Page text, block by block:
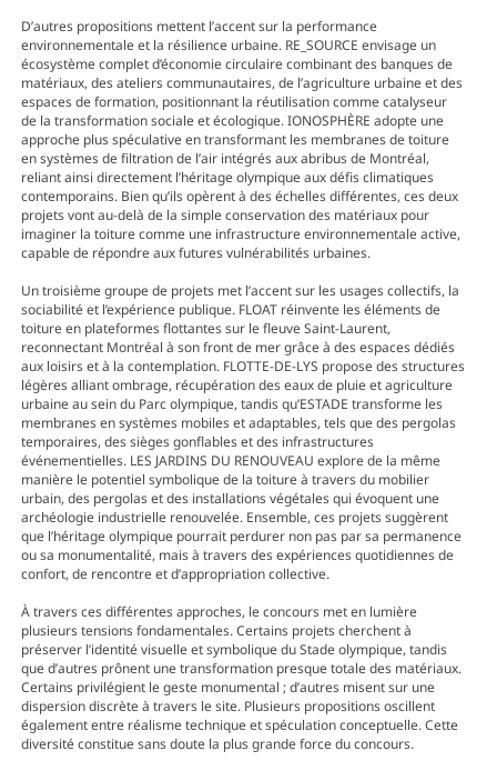
D’autres propositions mettent l’accent sur la performance
environnementale et la résilience urbaine. RE_SOURCE envisage un
écosystème complet d’économie circulaire combinant des banques de
matériaux, des ateliers communautaires, de l’agriculture urbaine et des
espaces de formation, positionnant la réutilisation comme catalyseur
de la transformation sociale et écologique. IONOSPHÈRE adopte une
approche plus spéculative en transformant les membranes de toiture
en systèmes de filtration de l’air intégrés aux abribus de Montréal,
reliant ainsi directement l’héritage olympique aux défis climatiques
contemporains. Bien qu’ils opèrent à des échelles différentes, ces deux
projets vont au-delà de la simple conservation des matériaux pour
imaginer la toiture comme une infrastructure environnementale active,
capable de répondre aux futures vulnérabilités urbaines.
Un troisième groupe de projets met l’accent sur les usages collectifs, la
sociabilité et l’expérience publique. FLOAT réinvente les éléments de
toiture en plateformes flottantes sur le fleuve Saint-Laurent,
reconnectant Montréal à son front de mer grâce à des espaces dédiés
aux loisirs et à la contemplation. FLOTTE-DE-LYS propose des structures
légères alliant ombrage, récupération des eaux de pluie et agriculture
urbaine au sein du Parc olympique, tandis qu’ESTADE transforme les
membranes en systèmes mobiles et adaptables, tels que des pergolas
temporaires, des sièges gonflables et des infrastructures
événementielles. LES JARDINS DU RENOUVEAU explore de la même
manière le potentiel symbolique de la toiture à travers du mobilier
urbain, des pergolas et des installations végétales qui évoquent une
archéologie industrielle renouvelée. Ensemble, ces projets suggèrent
que l’héritage olympique pourrait perdurer non pas par sa permanence
ou sa monumentalité, mais à travers des expériences quotidiennes de
confort, de rencontre et d’appropriation collective.
À travers ces différentes approches, le concours met en lumière
plusieurs tensions fondamentales. Certains projets cherchent à
préserver l’identité visuelle et symbolique du Stade olympique, tandis
que d’autres prônent une transformation presque totale des matériaux.
Certains privilégient le geste monumental ; d’autres misent sur une
dispersion discrète à travers le site. Plusieurs propositions oscillent
également entre réalisme technique et spéculation conceptuelle. Cette
diversité constitue sans doute la plus grande force du concours.